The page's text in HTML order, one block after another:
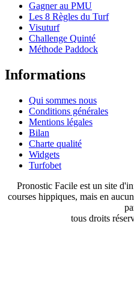
Gagner au PMU
Les 8 Règles du Turf
Visuturf
Challenge Quinté
Méthode Paddock
Informations
Qui sommes nous
Conditions générales
Mentions légales
Bilan
Charte qualité
Widgets
Turfobet
Pronostic Facile est un site
courses hippiques, mais en
tous droits